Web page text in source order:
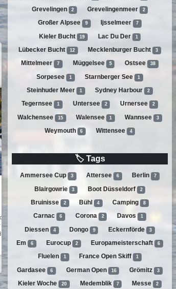
Grevelingen 2 Grevelingenmeer 2
Großer Alpsee 9 Ijsselmeer 7
Kieler Bucht 19 Lac Du Der 1
Lübecker Bucht 12 Mecklenburger Bucht 3
Mittelmeer 7 Müggelsee 5 Ostsee 38
Sorpesee 1 Starnberger See 1
Steinhuder Meer 1 Sydney Harbour 2
Tegernsee 1 Untersee 2 Urnersee 2
Walchensee 15 Walensee 1 Wannsee 3
Weymouth 6 Wittensee 4
🏷 Tags
Ammersee Cup 3 Attersee 6 Berlin 7
Blairgowrie 3 Boot Düsseldorf 2
Bruinisse 2 Bühl 4 Camping 8
Carnac 6 Corona 2 Davos 1
Diessen 4 Dongo 9 Eckernförde 3
Em 6 Eurocup 2 Europameisterschaft 6
Fluelen 1 France Open Skiff 1
Gardasee 6 German Open 16 Grömitz 3
Kieler Woche 20 Medemblik 7 Messe 2
…
Trainingslager Comersee 2024
Teilnehmer aus Frankreich, Deutschland
sind dem Aufruf von Alex Greil gefolgt und
Dongo zur Trainingswoche unter dem
weiterlesen